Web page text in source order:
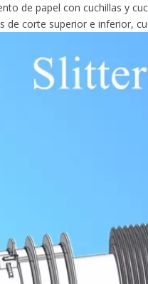
de papel con cuchillas y
de corte superior e inferior,